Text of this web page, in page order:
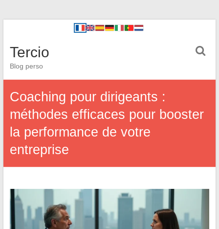
Tercio
Blog perso
Coaching pour dirigeants :
méthodes efficaces pour booster
la performance de votre
entreprise